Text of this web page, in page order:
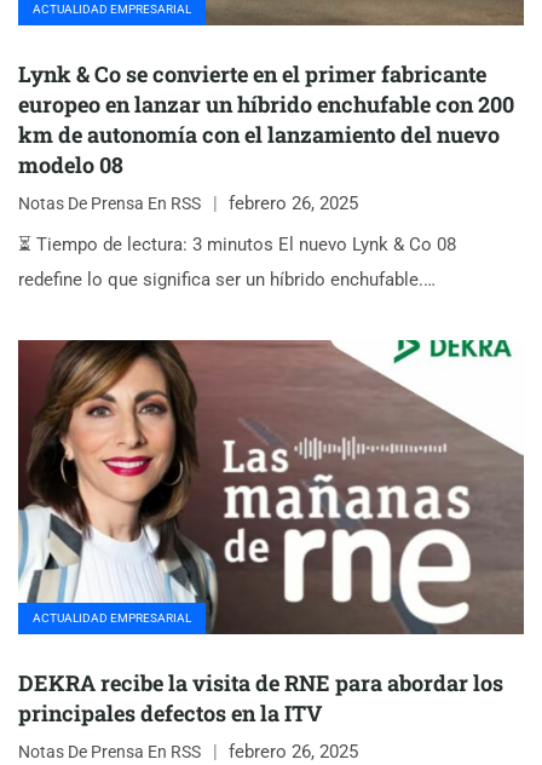
ACTUALIDAD EMPRESARIAL
Lynk & Co se convierte en el primer fabricante
europeo en lanzar un híbrido enchufable con 200
km de autonomía con el lanzamiento del nuevo
modelo 08
Notas De Prensa En RSS
febrero 26, 2025
⏳ Tiempo de lectura: 3 minutos El nuevo Lynk & Co 08
redefine lo que significa ser un híbrido enchufable.…
ACTUALIDAD EMPRESARIAL
DEKRA recibe la visita de RNE para abordar los
principales defectos en la ITV
Notas De Prensa En RSS
febrero 26, 2025